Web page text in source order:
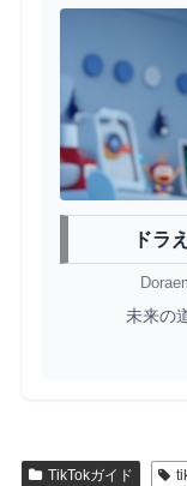
ドラ
未来の
TikTokガイド